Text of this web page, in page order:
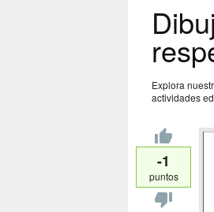
Explora
actividades
-1
puntos